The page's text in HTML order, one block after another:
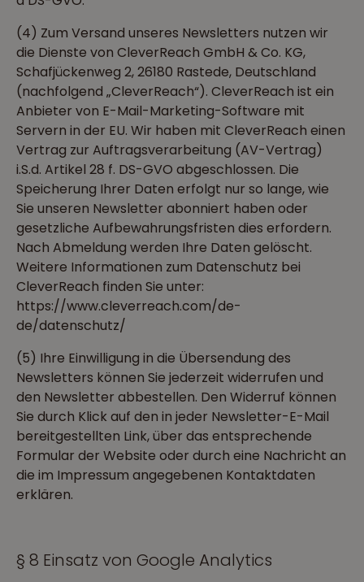
(4) Zum Versand unseres Newsletters nutzen wir
die Dienste von CleverReach GmbH & Co. KG,
Schafjückenweg 2, 26180 Rastede, Deutschland
(nachfolgend „CleverReach“). CleverReach ist ein
Anbieter von E-Mail-Marketing-Software mit
Servern in der EU. Wir haben mit CleverReach einen
Vertrag zur Auftragsverarbeitung (AV-Vertrag)
i.S.d. Artikel 28 f. DS-GVO abgeschlossen. Die
Speicherung Ihrer Daten erfolgt nur so lange, wie
Sie unseren Newsletter abonniert haben oder
gesetzliche Aufbewahrungsfristen dies erfordern.
Nach Abmeldung werden Ihre Daten gelöscht.
Weitere Informationen zum Datenschutz bei
CleverReach finden Sie unter:
https://www.cleverreach.com/de-
de/datenschutz/
(5) Ihre Einwilligung in die Übersendung des
Newsletters können Sie jederzeit widerrufen und
den Newsletter abbestellen. Den Widerruf können
Sie durch Klick auf den in jeder Newsletter-E-Mail
bereitgestellten Link, über das entsprechende
Formular der Website oder durch eine Nachricht an
die im Impressum angegebenen Kontaktdaten
erklären.
§ 8 Einsatz von Google Analytics